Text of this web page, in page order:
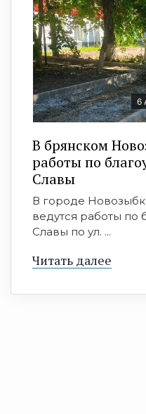
6
В брянском
работы по
Славы
В городе
ведутся работы по
Славы по ул. ...
Читать далее